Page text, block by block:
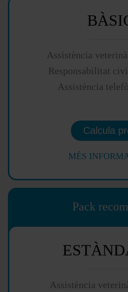
Assistència
Responsabilitat
Assistència
Calcula
MÉS
Pack
Assistència